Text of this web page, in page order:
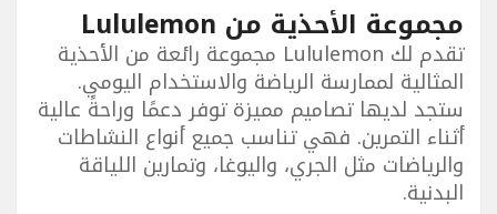
مجموعة الأحذية من Lululemon
تقدم لك Lululemon مجموعة رائعة من الأحذية
المثالية لممارسة الرياضة والاستخدام اليومي.
ستجد لديها تصاميم مميزة توفر دعمًا وراحةً عالية
أثناء التمرين. فهي تناسب جميع أنواع النشاطات
والرياضات مثل الجري، واليوغا، وتمارين اللياقة
البدنية.